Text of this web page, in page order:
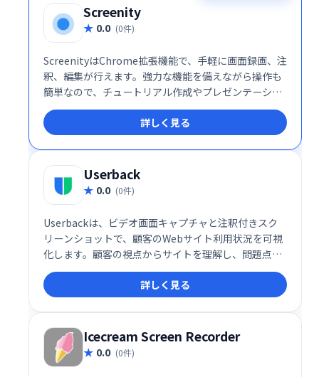
Screenity
0.0 (0件)
ScreenityはChrome拡張機能で、手軽に画面録画、注
釈、編集が行えます。強力な機能を備えながら操作も
簡単なので、チュートリアル作成やプレゼンテーショ
ン、学習記録などに最適です。Chromeユーザー必携
のスクリーンレコーダーとして、効率的な動画制作を
サポートします。
詳しく見る
Userback
0.0 (0件)
Userbackは、ビデオ画面キャプチャと注釈付きスク
リーンショットで、顧客のWebサイト利用状況を可視
化します。顧客の視点からサイトを理解し、問題点を
迅速に特定、改善することで、より良い製品開発を支
援します。時間を節約し、効率的な開発プロセスを実
現します。
詳しく見る
Icecream Screen Recorder
0.0 (0件)